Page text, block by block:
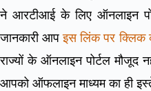
ने आरटीआई के लिए ऑनलाइन
जानकारी आपइस लिंक पर क्लिक
राज्यों के ऑनलाइन पोर्टल मौजूद
आपको ऑफलाइन माध्यम का ही